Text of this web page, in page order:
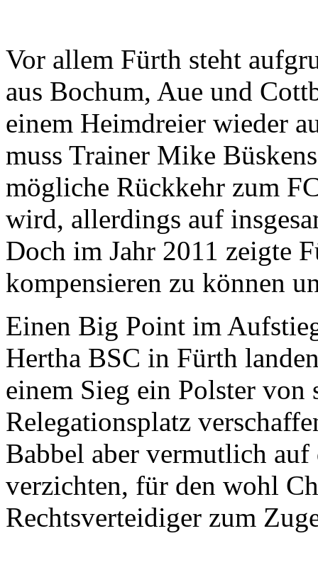
Vor allem Fürth steht
aus Bochum, Aue und
einem Heimdreier wieder
muss Trainer Mike
mögliche Rückkehr zum
wird, allerdings auf
Doch im Jahr 2011 zeigte
kompensieren zu können
Einen Big Point im
Hertha BSC in Fürth
einem Sieg ein Polster von
Relegationsplatz
Babbel aber vermutlich
verzichten, für den wohl
Rechtsverteidiger zum